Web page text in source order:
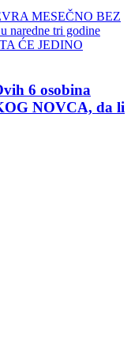
6 osobina
NOVCA, da li